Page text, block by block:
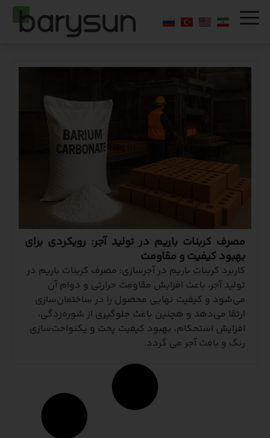
مصرف کربنات باریم در تولید آجر: رویکردی برای
بهبود کیفیت و مقاومت
کاربرد کربنات باریم در آجرسازی: مصرف کربنات باریم در
تولید آجر، باعث افزایش مقاومت حرارتی و دوام آن
می‌شود و کیفیت نهایی محصول را در ساختمان‌سازی
ارتقا می‌دهد و هچنین باعث جلوگیری از شوره‌زدگی،
افزایش استحکام، بهبود کیفیت پخت و یکنواخت‌سازی
رنگ و بافت آجر می گردد.